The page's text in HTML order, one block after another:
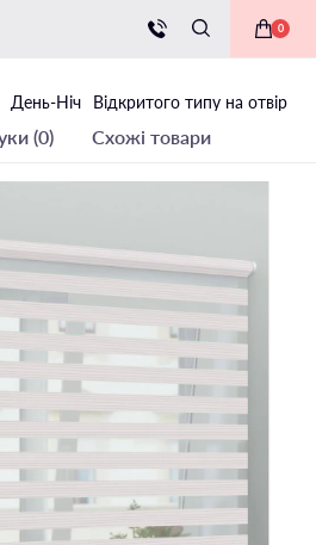
0
День-Ніч Відкритого типу на отвір
(0) Схожі товари